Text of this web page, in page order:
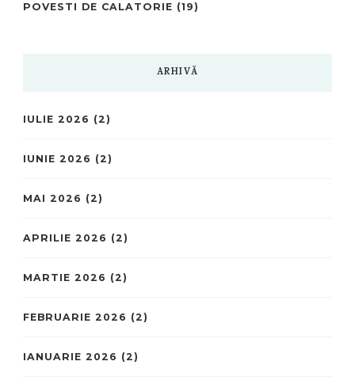
POVESTI DE CALATORIE (19)
ARHIVĂ
IULIE 2026 (2)
IUNIE 2026 (2)
MAI 2026 (2)
APRILIE 2026 (2)
MARTIE 2026 (2)
FEBRUARIE 2026 (2)
IANUARIE 2026 (2)